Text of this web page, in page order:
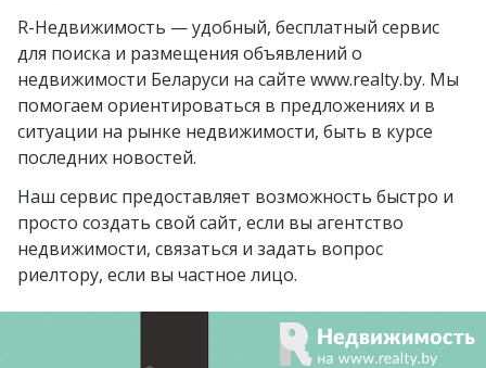
Слуцк
Слоним
Бобруйск
Борисов
Барановичи
Вилейка
курортный посёлок
Нарочь
Новополоцк
агрогородок Замосточье
агрогородок Коммунар
городской посёлок
Радошковичи
посёлок Коренёвка
деревня Бобровичи
агрогородок
Людвиново
R-Недвижимость — удобный, бесплатный сервис
для поиска и размещения объявлений о
недвижимости Беларуси на сайте www.realty.by. Мы
помогаем ориентироваться в предложениях и в
ситуации на рынке недвижимости, быть в курсе
последних новостей.
Наш сервис предоставляет возможность быстро и
просто создать свой сайт, если вы агентство
недвижимости, связаться и задать вопрос
риелтору, если вы частное лицо.